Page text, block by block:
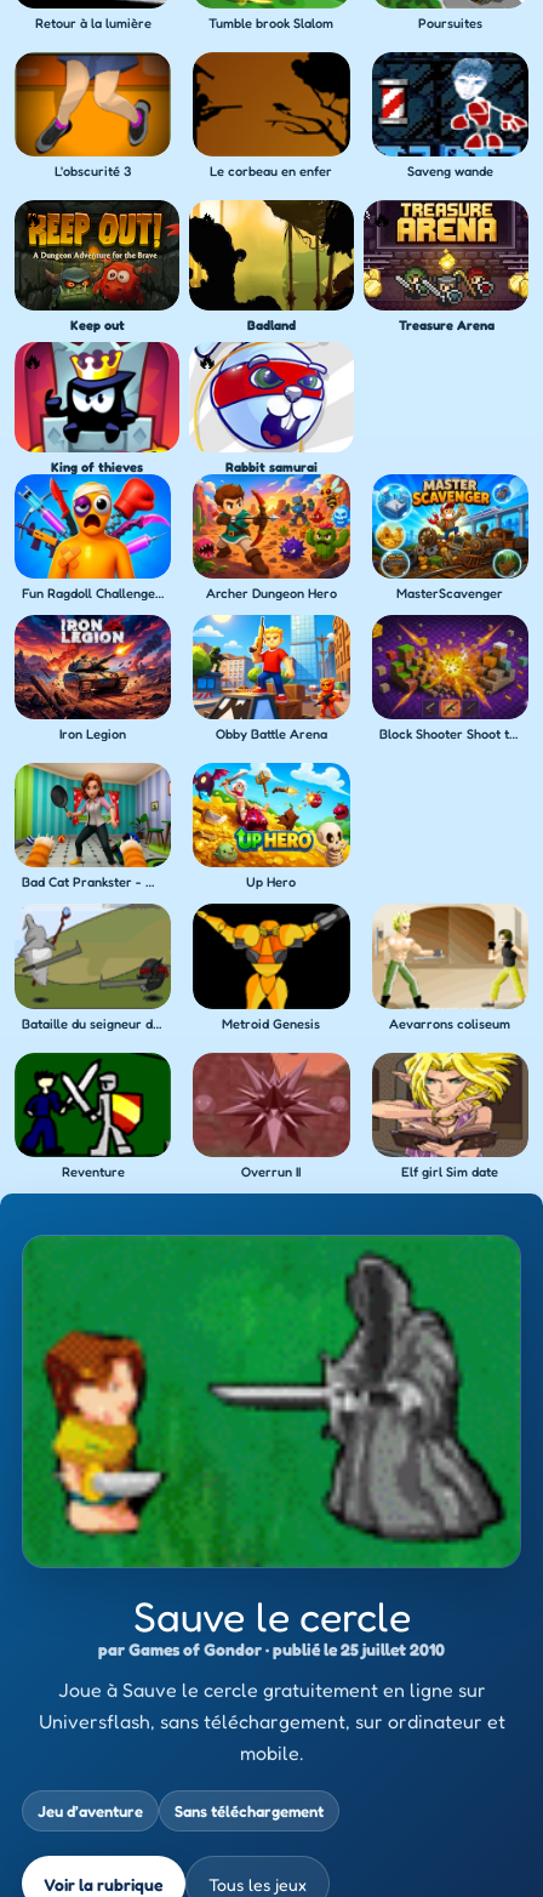
Retour à la lumière Tumble brook Slalom Poursuites
L'obscurité 3 Le corbeau en enfer Saveng wande
Sauve le cercle
par Games of Gondor · publié le 25 juillet 2010
Joue à Sauve le cercle gratuitement en ligne sur
Universflash, sans téléchargement, sur ordinateur et
mobile.
Jeu d’aventure Sans téléchargement
Voir la rubrique Tous les jeux
Keep out Badland Treasure Arena
King of thieves Rabbit samurai
Fun Ragdoll Challenge! Mini Games Collection! Archer Dungeon Hero MasterScavenger
Iron Legion Obby Battle Arena Block Shooter Shoot the Blocks!
Bad Cat Prankster - Mom's Return Up Hero
Bataille du seigneur des anneaux Metroid Genesis Aevarrons coliseum
Reventure Overrun II Elf girl Sim date